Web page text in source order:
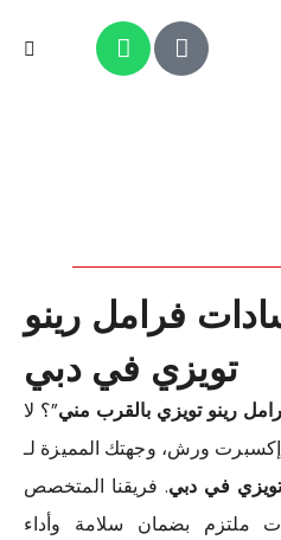
فرامل رينو
تويزي في دبي
رينو تويزي بالقرب مني”؟ لا
ورش، وجهتك المميزة لـ
في دبي. فريقنا المتخصص
ملتزم بضمان سلامة وأداء